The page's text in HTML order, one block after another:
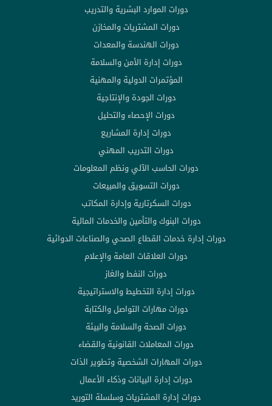
دورات الموارد البشرية والتدريب
دورات المشتريات والمخازن
دورات الهندسة والمعدات
دورات إدارة الأمن والسلامة
المؤتمرات الدولية والمهنية
دورات الجودة والإنتاجية
دورات الإحصاء والتحليل
دورات إدارة المشاريع
دورات التدريب المهني
دورات الحاسب الآلي ونظم المعلومات
دورات التسويق والمبيعات
دورات السكرتارية وإدارة المكاتب
دورات البنوك والتأمين والخدمات المالية
دورات إدارة خدمات القطاع الصحي والصناعات الدوائية
دورات العلاقات العامة والإعلام
دورات النفط والغاز
دورات إدارة التخطيط والاستراتيجية
دورات مهارات التواصل والكتابة
دورات الصحة والسلامة والبيئة
دورات المعاملات القانونية والقضاء
دورات المهارات الشخصية وتطوير الذات
دورات إدارة البيانات وذكاء الأعمال
دورات إدارة المشتريات وسلسلة التوريد